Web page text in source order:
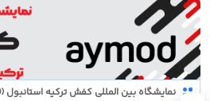
نمایشگاه بین المللی کفش ترکیه استانبول (AYMOD)